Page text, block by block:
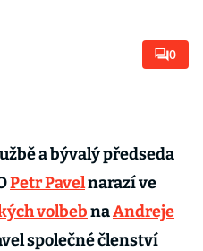
0
a bývalý předseda
Petr Pavelnarazí ve
volbebnaAndreje
společné členství